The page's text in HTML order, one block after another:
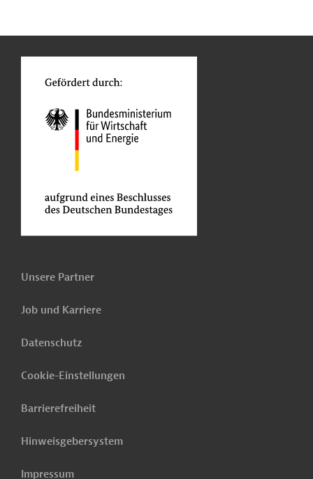
Unsere Partner
Job und Karriere
Datenschutz
Cookie-Einstellungen
Barrierefreiheit
Hinweisgebersystem
Impressum